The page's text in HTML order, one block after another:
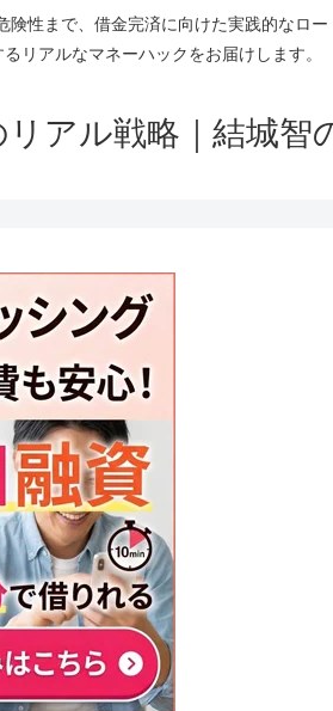
性まで、借金完済に向けた実践的なロ
リアルなマネーハックをお届けします。
アル戦略｜結城智